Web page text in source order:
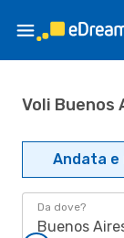
Voli Buenos
Andata
Da dove?
Buenos